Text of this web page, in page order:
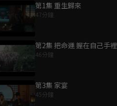
第1集 重生歸來
47分鐘
第2集 把命運 握在自己手裡
46分鐘
第3集 家宴
45分鐘